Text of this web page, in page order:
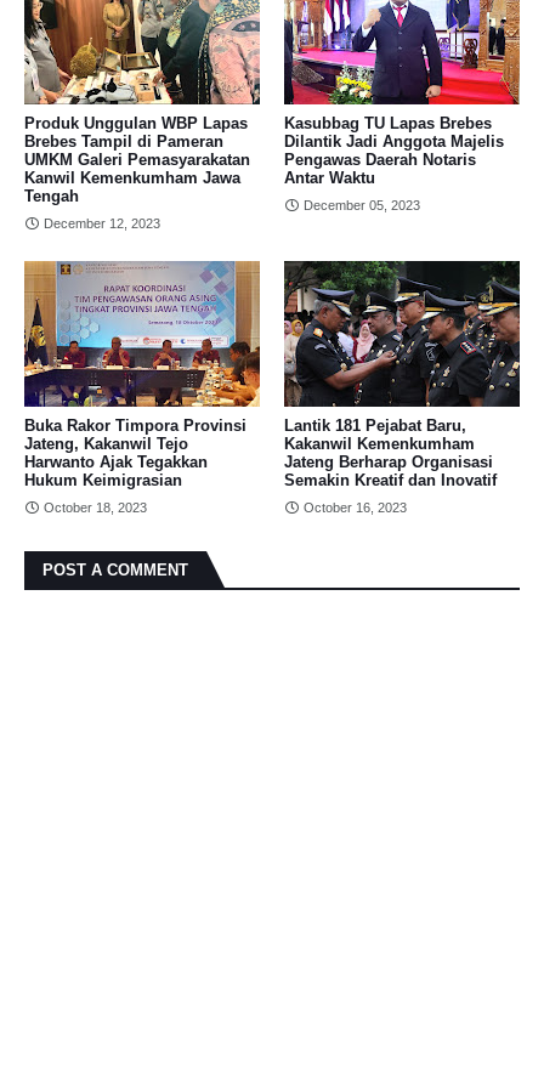
Produk Unggulan WBP Lapas
Brebes Tampil di Pameran
UMKM Galeri Pemasyarakatan
Kanwil Kemenkumham Jawa
Tengah
December 12, 2023
Kasubbag TU Lapas Brebes
Dilantik Jadi Anggota Majelis
Pengawas Daerah Notaris
Antar Waktu
December 05, 2023
Buka Rakor Timpora Provinsi
Jateng, Kakanwil Tejo
Harwanto Ajak Tegakkan
Hukum Keimigrasian
October 18, 2023
Lantik 181 Pejabat Baru,
Kakanwil Kemenkumham
Jateng Berharap Organisasi
Semakin Kreatif dan Inovatif
October 16, 2023
POST A COMMENT